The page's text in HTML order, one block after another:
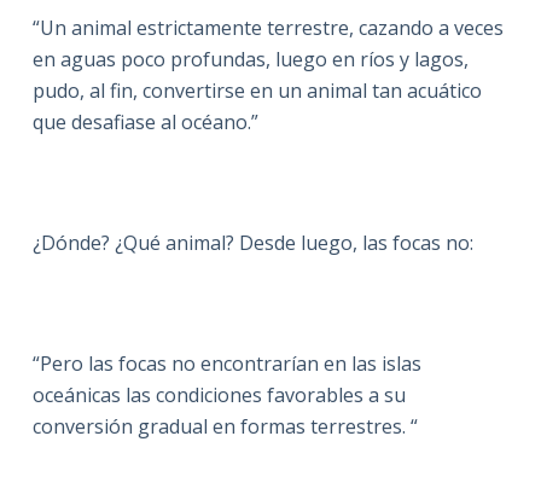
“Un animal estrictamente terrestre, cazando a veces
en aguas poco profundas, luego en ríos y lagos,
pudo, al fin, convertirse en un animal tan acuático
que desafiase al océano.”
¿Dónde? ¿Qué animal? Desde luego, las focas no:
“Pero las focas no encontrarían en las islas
oceánicas las condiciones favorables a su
conversión gradual en formas terrestres. “